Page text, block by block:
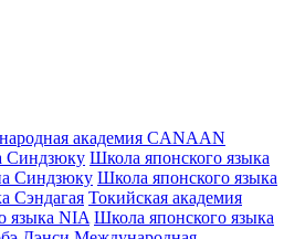
академия CANAAN
Синдзюку Школа японского языка
Синдзюку Школа японского языка
Сэндагая Токийская академия
языка NIA Школа японского языка